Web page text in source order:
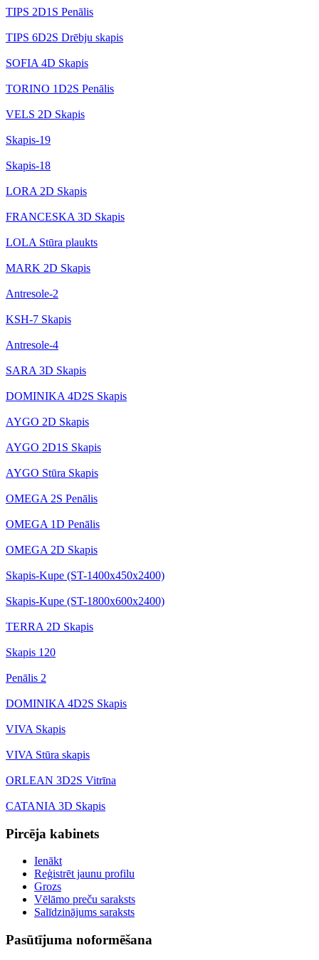
TIPS 2D1S Penālis
TIPS 6D2S Drēbju skapis
SOFIA 4D Skapis
TORINO 1D2S Penālis
VELS 2D Skapis
Skapis-19
Skapis-18
LORA 2D Skapis
FRANCESKA 3D Skapis
LOLA Stūra plaukts
MARK 2D Skapis
Antresole-2
KSH-7 Skapis
Antresole-4
SARA 3D Skapis
DOMINIKA 4D2S Skapis
AYGO 2D Skapis
AYGO 2D1S Skapis
AYGO Stūra Skapis
OMEGA 2S Penālis
OMEGA 1D Penālis
OMEGA 2D Skapis
Skapis-Kupe (ST-1400x450x2400)
Skapis-Kupe (ST-1800x600x2400)
TERRA 2D Skapis
Skapis 120
Penālis 2
DOMINIKA 4D2S Skapis
VIVA Skapis
VIVA Stūra skapis
ORLEAN 3D2S Vitrīna
CATANIA 3D Skapis
Pircēja kabinets
Ienākt
Reģistrēt jaunu profilu
Grozs
Vēlāmo preču saraksts
Salīdzinājums saraksts
Pasūtījuma noformēšana